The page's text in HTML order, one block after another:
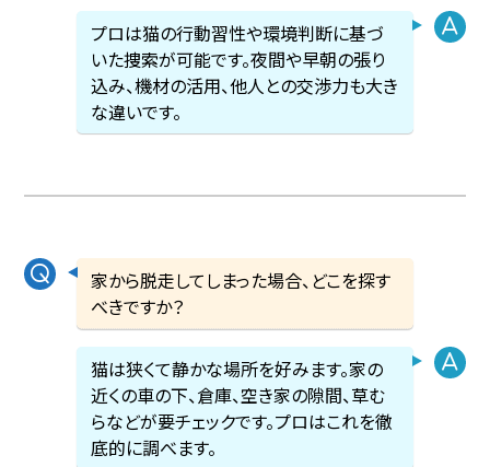
プロは猫の行動習性や環境判断に基づ
いた捜索が可能です。夜間や早朝の張り
込み、機材の活用、他人との交渉力も大き
な違いです。
家から脱走してしまった場合、どこを探す
べきですか？
猫は狭くて静かな場所を好みます。家の
近くの車の下、倉庫、空き家の隙間、草む
らなどが要チェックです。プロはこれを徹
底的に調べます。